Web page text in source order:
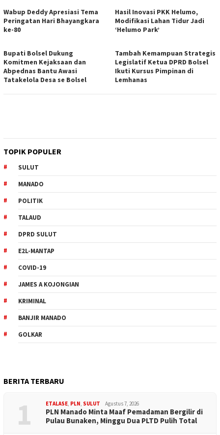
Wabup Deddy Apresiasi Tema
Peringatan Hari Bhayangkara
ke-80
Hasil Inovasi PKK Helumo,
Modifikasi Lahan Tidur Jadi
‘Helumo Park’
Bupati Bolsel Dukung
Komitmen Kejaksaan dan
Abpednas Bantu Awasi
Tatakelola Desa se Bolsel
Tambah Kemampuan Strategis
Legislatif Ketua DPRD Bolsel
Ikuti Kursus Pimpinan di
Lemhanas
TOPIK POPULER
SULUT
MANADO
POLITIK
TALAUD
DPRD SULUT
E2L-MANTAP
COVID-19
JAMES A KOJONGIAN
KRIMINAL
BANJIR MANADO
GOLKAR
BERITA TERBARU
1 ETALASE PLN SULUT Agustus 7, 2026
PLN Manado Minta Maaf Pemadaman Bergilir di
Pulau Bunaken, Minggu Dua PLTD Pulih Total